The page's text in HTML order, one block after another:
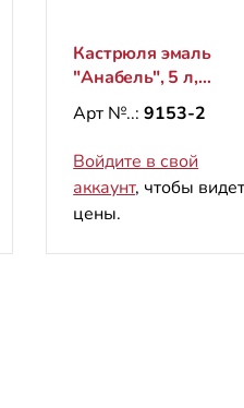
Кастрюля эмаль
"Анабель", 5 л,
"Premium",
стеклянная крышка
Арт №..:9153-2
Войдите в свой
аккаунт, чтобы
цены.